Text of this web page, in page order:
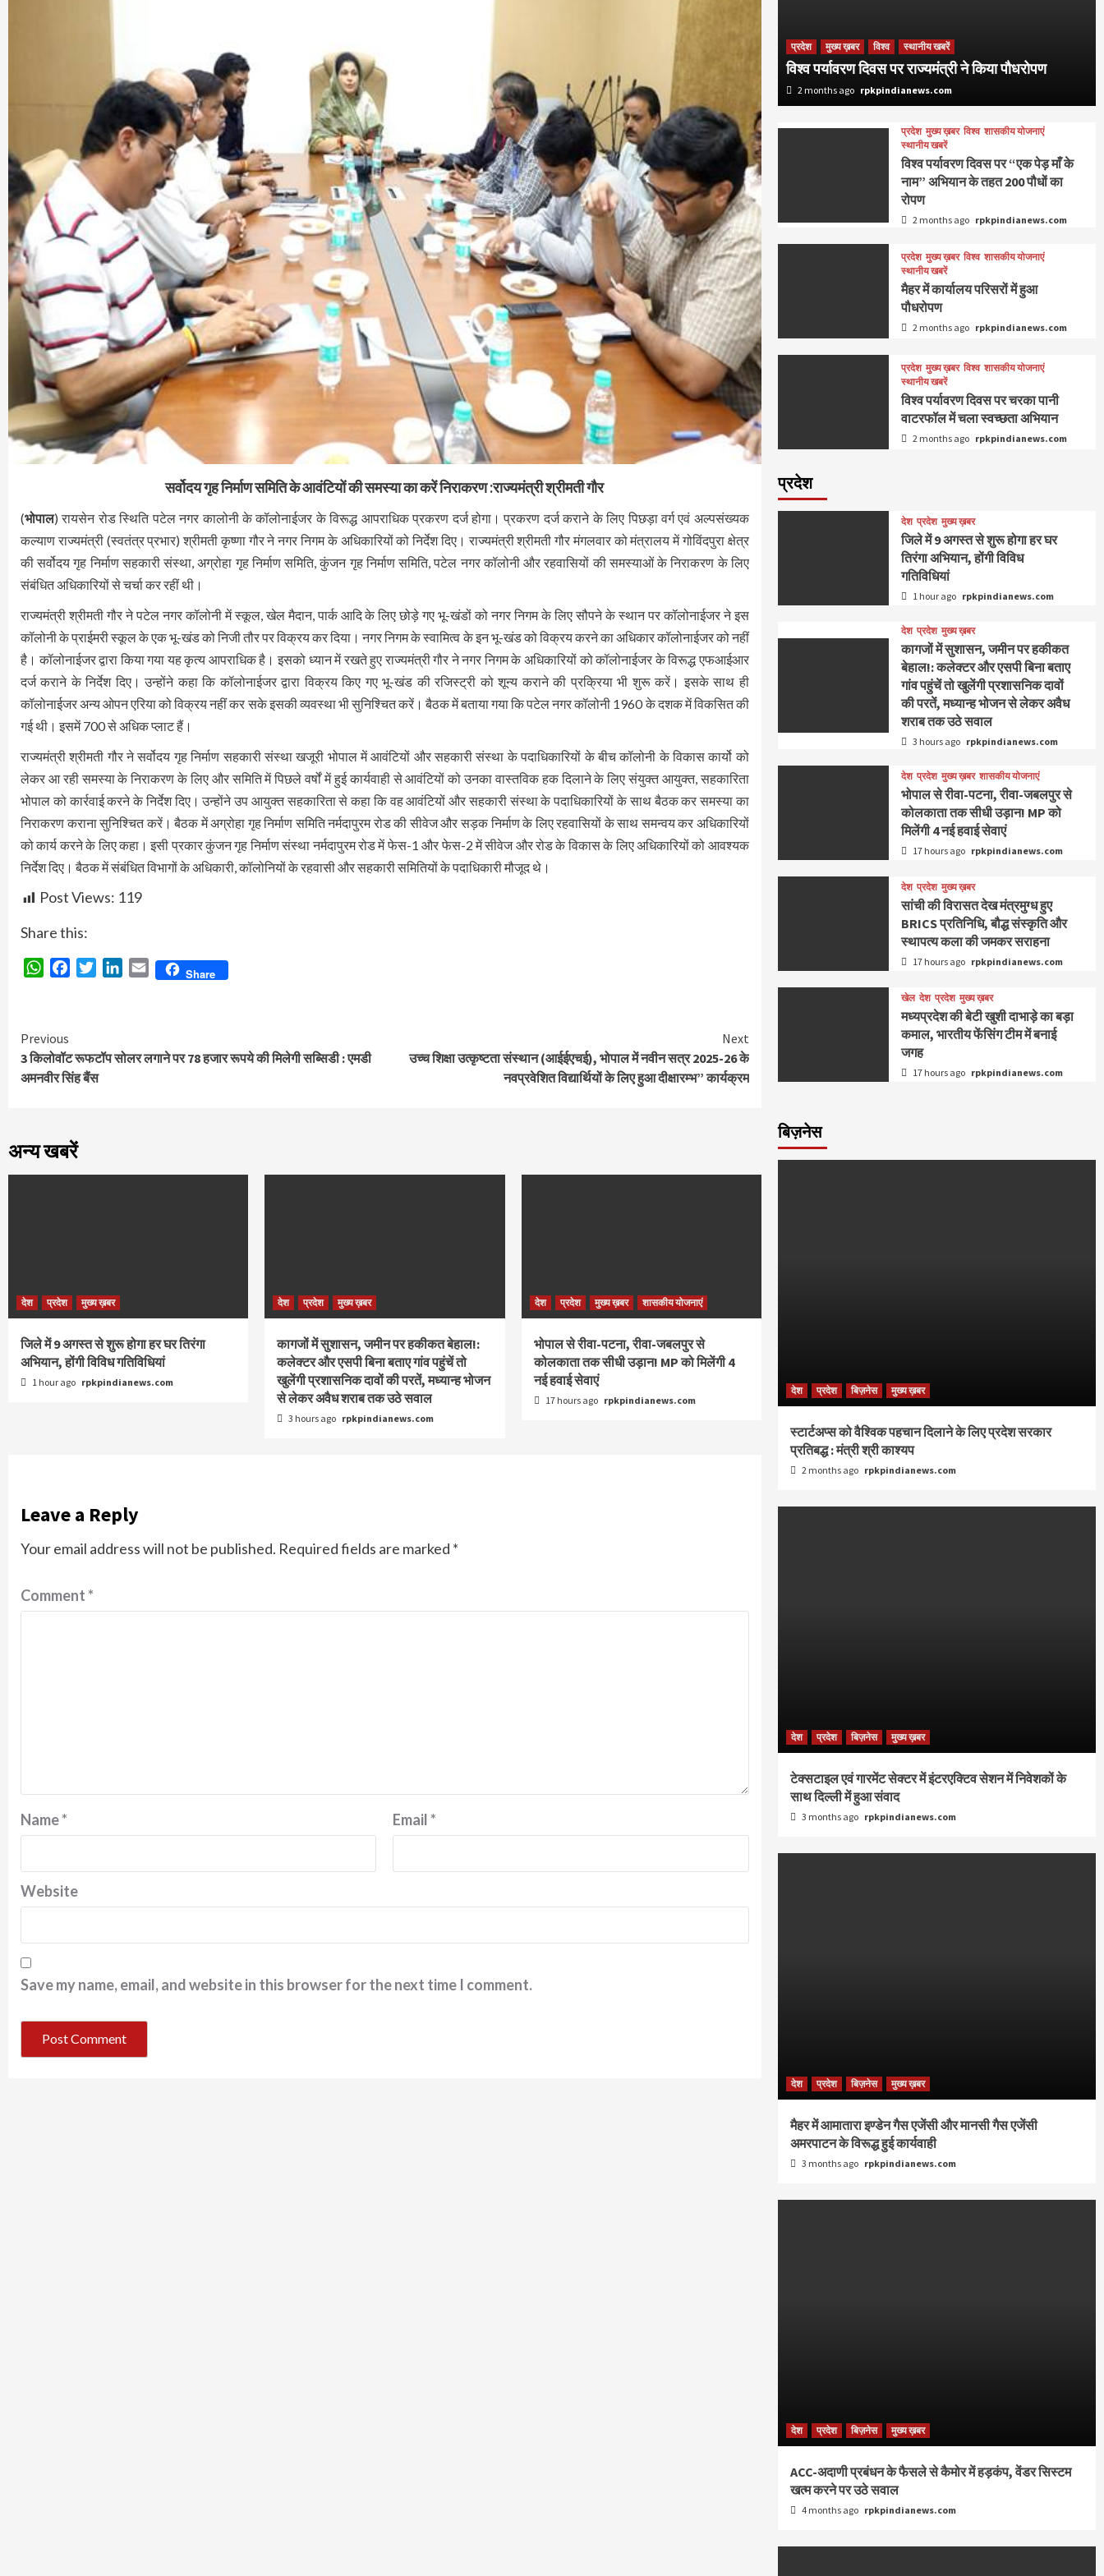
सर्वोदय गृह निर्माण समिति के आवंटियों की समस्या का करें निराकरण :राज्यमंत्री श्रीमती गौर
(भोपाल) रायसेन रोड स्थिति पटेल नगर कालोनी के कॉलोनाईजर के विरूद्ध आपराधिक प्रकरण दर्ज होगा। प्रकरण दर्ज कराने के लिए पिछड़ा वर्ग एवं अल्पसंख्यक
कल्याण राज्यमंत्री (स्वतंत्र प्रभार) श्रीमती कृष्णा गौर ने नगर निगम के अधिकारियों को निर्देश दिए। राज्यमंत्री श्रीमती गौर मंगलवार को मंत्रालय में गोविंदपुरा क्षेत्र
की सर्वोदय गृह निर्माण सहकारी संस्था, अग्रोहा गृह निर्माण समिति, कुंजन गृह निर्माण समिति, पटेल नगर कॉलोनी और रहवासियों की समस्याओं के निराकरण के लिए
संबंधित अधिकारियों से चर्चा कर रहीं थी।
राज्यमंत्री श्रीमती गौर ने पटेल नगर कॉलोनी में स्कूल, खेल मैदान, पार्क आदि के लिए छोड़े गए भू-खंडों को नगर निगम के लिए सौपने के स्थान पर कॉलोनाईजर ने इस
कॉलोनी के प्राईमरी स्कूल के एक भू-खंड को निजी तौर पर विक्रय कर दिया। नगर निगम के स्वामित्व के इन भू-खंड को विक्रय करने का अधिकार कॉलोनाईजर को नहीं
है। कॉलोनाईजर द्वारा किया गया यह कृत्य आपराधिक है। इसको ध्यान में रखते हुए राज्यमंत्री गौर ने नगर निगम के अधिकारियों को कॉलोनाईजर के विरूद्ध एफआईआर
दर्ज कराने के निर्देश दिए। उन्होंने कहा कि कॉलोनाईजर द्वारा विक्रय किए गए भू-खंड की रजिस्ट्री को शून्य कराने की प्रक्रिया भी शुरू करें। इसके साथ ही
कॉलोनाईजर अन्य ओपन एरिया को विक्रय नहीं कर सके इसकी व्यवस्था भी सुनिश्चित करें। बैठक में बताया गया कि पटेल नगर कॉलोनी 1960 के दशक में विकसित की
गई थी। इसमें 700 से अधिक प्लाट हैं।
राज्यमंत्री श्रीमती गौर ने सर्वोदय गृह निर्माण सहकारी संस्था खजूरी भोपाल में आवंटियों और सहकारी संस्था के पदाधिकारियों के बीच कॉलोनी के विकास कार्यो को
लेकर आ रही समस्या के निराकरण के लिए और समिति में पिछले वर्षों में हुई कार्यवाही से आवंटियों को उनका वास्तविक हक दिलाने के लिए संयुक्त आयुक्त, सहकारिता
भोपाल को कार्रवाई करने के निर्देश दिए। उन्होंने उप आयुक्त सहकारिता से कहा कि वह आवंटियों और सहकारी संस्था के पदाधिकारियों के साथ बैठक कर समस्या का
निराकरण कराना सुनिश्चित करें। बैठक में अग्रोहा गृह निर्माण समिति नर्मदापुरम रोड की सीवेज और सड़क निर्माण के लिए रहवासियों के साथ समन्वय कर अधिकारियों
को कार्य करने के लिए कहा। इसी प्रकार कुंजन गृह निर्माण संस्था नर्मदापुरम रोड में फेस-1 और फेस-2 में सीवेज और रोड के विकास के लिए अधिकारियों को आवश्यक
निर्देश दिए। बैठक में संबंधित विभागों के अधिकारी, कॉलोनियों के रहवासी और सहकारी समितियों के पदाधिकारी मौजूद थे।
Post Views: 119
Share this:
WhatsAppFacebookTwitterLinkedIn
Email Share
Continue
Reading
Previous
3 किलोवॉट रूफटॉप सोलर लगाने पर 78 हजार रूपये की मिलेगी सब्सिडी : एमडी
अमनवीर सिंह बैंस
Next
उच्च शिक्षा उत्कृष्टता संस्थान (आईईएचई), भोपाल में नवीन सत्र 2025-26 के
नवप्रवेशित विद्यार्थियों के लिए हुआ दीक्षारम्भ” कार्यक्रम
अन्य खबरें
देश प्रदेश मुख्य ख़बर
जिले में 9 अगस्‍त से शुरू होगा हर घर तिरंगा
अभियान, होंगी विविध गतिविधियां
1 hour ago rpkpindianews.com
देश प्रदेश मुख्य ख़बर
कागजों में सुशासन, जमीन पर हकीकत बेहाल!:
कलेक्टर और एसपी बिना बताए गांव पहुंचें तो
खुलेंगी प्रशासनिक दावों की परतें, मध्यान्ह भोजन
से लेकर अवैध शराब तक उठे सवाल
3 hours ago rpkpindianews.com
देश प्रदेश मुख्य ख़बर शासकीय योजनाएं
भोपाल से रीवा-पटना, रीवा-जबलपुर से
कोलकाता तक सीधी उड़ान! MP को मिलेंगी 4
नई हवाई सेवाएं
17 hours ago rpkpindianews.com
Leave a Reply
Your email address will not be published. Required fields are marked *
Comment*
Name* Email*
Website
Save my name, email, and website in this browser for the next time I comment.
प्रदेश मुख्य ख़बर विश्व स्थानीय खबरें
विश्व पर्यावरण दिवस पर राज्यमंत्री ने किया पौधरोपण
2 months ago rpkpindianews.com
प्रदेश मुख्य ख़बर विश्व शासकीय योजनाएं
स्थानीय खबरें
विश्व पर्यावरण दिवस पर “एक पेड़ माँ के
नाम” अभियान के तहत 200 पौधों का
रोपण
2 months ago rpkpindianews.com
प्रदेश मुख्य ख़बर विश्व शासकीय योजनाएं
स्थानीय खबरें
मैहर में कार्यालय परिसरों में हुआ
पौधरोपण
2 months ago rpkpindianews.com
प्रदेश मुख्य ख़बर विश्व शासकीय योजनाएं
स्थानीय खबरें
विश्व पर्यावरण दिवस पर चरका पानी
वाटरफॉल में चला स्वच्छता अभियान
2 months ago rpkpindianews.com
प्रदेश
देश प्रदेश मुख्य ख़बर
जिले में 9 अगस्‍त से शुरू होगा हर घर
तिरंगा अभियान, होंगी विविध
गतिविधियां
1 hour ago rpkpindianews.com
देश प्रदेश मुख्य ख़बर
कागजों में सुशासन, जमीन पर हकीकत
बेहाल!: कलेक्टर और एसपी बिना बताए
गांव पहुंचें तो खुलेंगी प्रशासनिक दावों
की परतें, मध्यान्ह भोजन से लेकर अवैध
शराब तक उठे सवाल
3 hours ago rpkpindianews.com
देश प्रदेश मुख्य ख़बर शासकीय योजनाएं
भोपाल से रीवा-पटना, रीवा-जबलपुर से
कोलकाता तक सीधी उड़ान! MP को
मिलेंगी 4 नई हवाई सेवाएं
17 hours ago rpkpindianews.com
देश प्रदेश मुख्य ख़बर
सांची की विरासत देख मंत्रमुग्ध हुए
BRICS प्रतिनिधि, बौद्ध संस्कृति और
स्थापत्य कला की जमकर सराहना
17 hours ago rpkpindianews.com
खेल देश प्रदेश मुख्य ख़बर
मध्यप्रदेश की बेटी खुशी दाभाड़े का बड़ा
कमाल, भारतीय फेंसिंग टीम में बनाई
जगह
17 hours ago rpkpindianews.com
बिज़नेस
देश प्रदेश बिज़नेस मुख्य ख़बर
स्टार्टअप्स को वैश्विक पहचान दिलाने के लिए प्रदेश सरकार
प्रतिबद्ध : मंत्री श्री काश्यप
2 months ago rpkpindianews.com
देश प्रदेश बिज़नेस मुख्य ख़बर
टेक्सटाइल एवं गारमेंट सेक्टर में इंटरएक्टिव सेशन में निवेशकों के
साथ दिल्ली में हुआ संवाद
3 months ago rpkpindianews.com
देश प्रदेश बिज़नेस मुख्य ख़बर
मैहर में आमातारा इण्डेन गैस एजेंसी और मानसी गैस एजेंसी
अमरपाटन के विरूद्ध हुई कार्यवाही
3 months ago rpkpindianews.com
देश प्रदेश बिज़नेस मुख्य ख़बर
ACC-अदाणी प्रबंधन के फैसले से कैमोर में हड़कंप, वेंडर सिस्टम
खत्म करने पर उठे सवाल
4 months ago rpkpindianews.com